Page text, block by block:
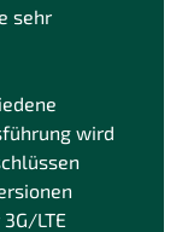
sehr
wird
LTE